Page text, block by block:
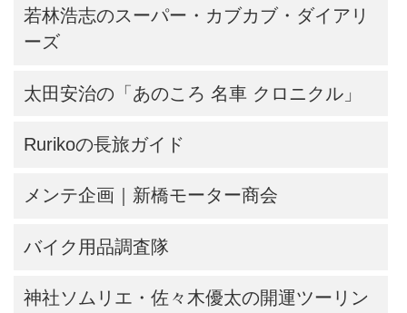
若林浩志のスーパー・カブカブ・ダイアリ
ーズ
太田安治の「あのころ 名車 クロニクル」
Rurikoの長旅ガイド
メンテ企画｜新橋モーター商会
バイク用品調査隊
神社ソムリエ・佐々木優太の開運ツーリン